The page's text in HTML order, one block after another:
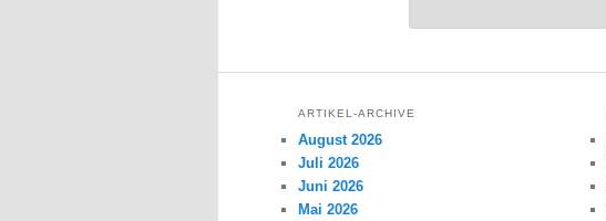
ARTIKEL-ARCHIVE
August 2026
Juli 2026
Juni 2026
Mai 2026